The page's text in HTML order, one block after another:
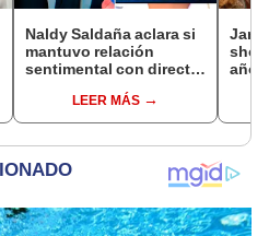
Naldy Saldaña aclara si
mantuvo relación
sentimental con director
denunciarlo por
tocamientos: “Me
LEER MÁS
años